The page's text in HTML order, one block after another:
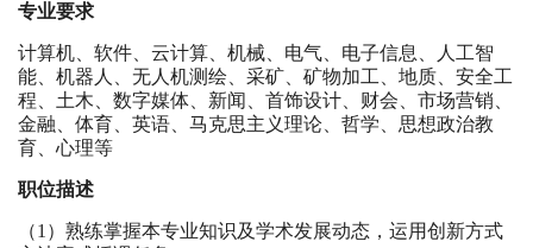
专业要求
计算机、软件、云计算、机械、电气、电子信息、人工智
能、机器人、无人机测绘、采矿、矿物加工、地质、安全工
程、土木、数字媒体、新闻、首饰设计、财会、市场营销、
金融、体育、英语、马克思主义理论、哲学、思想政治教
育、心理等
职位描述
（1）熟练掌握本专业知识及学术发展动态，运用创新方式